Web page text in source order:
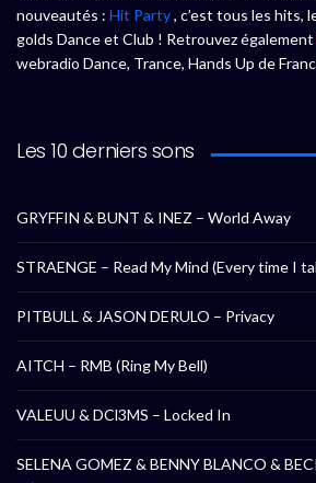
nouveautés : Hit Party, c’est tous les hits,
golds Dance et Club ! Retrouvez également
webradio Dance, Trance, Hands Up de
Les 10 derniers sons
GRYFFIN & BUNT & INEZ – World Away
STRAENGE – Read My Mind (Every time I
PITBULL & JASON DERULO – Privacy
AITCH – RMB (Ring My Bell)
VALEUU & DCl3MS – Locked In
SELENA GOMEZ & BENNY BLANCO &